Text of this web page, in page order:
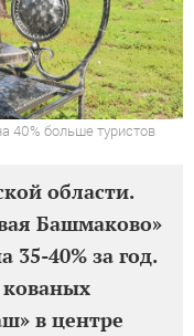
40% больше туристов
области.
Башмаково»
35-40% за год.
кованых
в центре